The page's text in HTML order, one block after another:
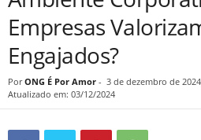
Empresas
Engajados?
Por ONG É Por Amor - 3 de dezembro de 2024
Atualizado em: 03/12/2024